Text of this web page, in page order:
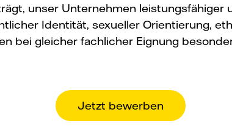
unser Unternehmen
Identität, sexueller Orientierung,
bei gleicher fachlicher Eignung
Jetzt bewerben